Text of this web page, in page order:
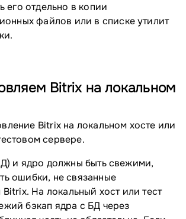
его отдельно в копии
файлов или в списке утилит
Bitrix на локальном
Bitrix на локальном хосте или
сервере.
и ядро должны быть свежими,
ошибки, не связанные
На локальный хост или тест
бэкап ядра с БД через